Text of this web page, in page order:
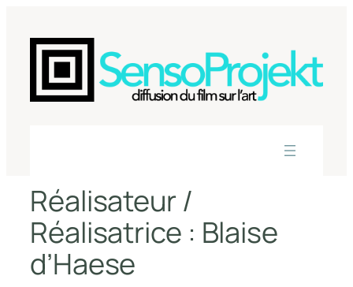
contenu
Réalisateur /
Réalisatrice : Blaise
d’Haese